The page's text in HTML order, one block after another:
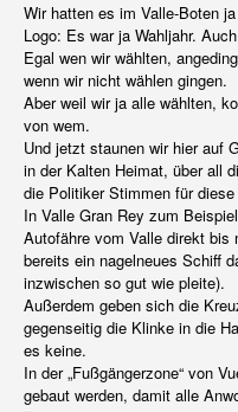
Wir hatten es im Valle-Boten
Logo: Es war ja Wahljahr.
Egal wen wir wählten,
wenn wir nicht wählen gingen.
Aber weil wir ja alle wählten,
von wem.
Und jetzt staunen wir hier auf
in der Kalten Heimat, über all
die Politiker Stimmen für
In Valle Gran Rey zum
Autofähre vom Valle direkt bis
bereits ein nagelneues Schiff
inzwischen so gut wie pleite).
Außerdem geben sich die
gegenseitig die Klinke in die
es keine.
In der „Fußgängerzone“ von
gebaut werden, damit alle